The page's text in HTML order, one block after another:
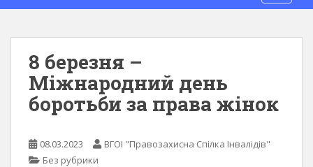
8 березня –
Міжнародний день
боротьби за права жінок
08.03.2023
ВГОІ "Правозахисна Спілка Інвалідів"
Без рубрики